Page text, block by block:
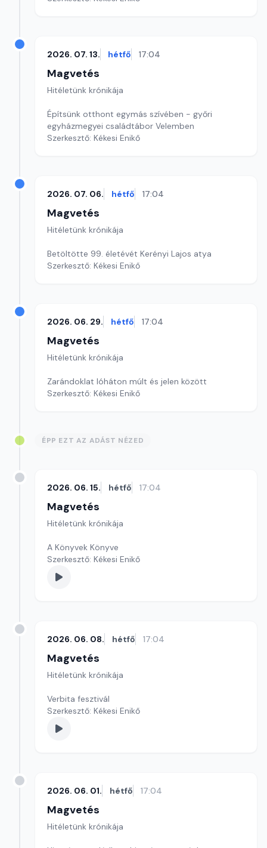
2026. 07. 13. hétfő 17:04
Magvetés
Hitéletünk krónikája
Építsünk otthont egymás szívében - győri
egyházmegyei családtábor Velemben
Szerkesztő: Kékesi Enikő
2026. 07. 06. hétfő 17:04
Magvetés
Hitéletünk krónikája
Betöltötte 99. életévét Kerényi Lajos atya
Szerkesztő: Kékesi Enikő
2026. 06. 29. hétfő 17:04
Magvetés
Hitéletünk krónikája
Zarándoklat lóháton múlt és jelen között
Szerkesztő: Kékesi Enikő
ÉPP EZT AZ ADÁST NÉZED
2026. 06. 15. hétfő 17:04
Magvetés
Hitéletünk krónikája
A Könyvek Könyve
Szerkesztő: Kékesi Enikő
2026. 06. 08. hétfő 17:04
Magvetés
Hitéletünk krónikája
Verbita fesztivál
Szerkesztő: Kékesi Enikő
2026. 06. 01. hétfő 17:04
Magvetés
Hitéletünk krónikája